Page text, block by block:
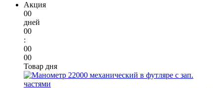
Акция
00
дней
00
:
00
00
Товар дня